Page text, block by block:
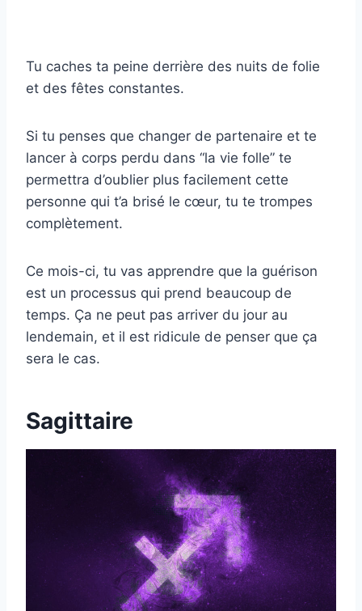
Tu caches ta peine derrière des nuits de folie
et des fêtes constantes.
Si tu penses que changer de partenaire et te
lancer à corps perdu dans “la vie folle” te
permettra d’oublier plus facilement cette
personne qui t’a brisé le cœur, tu te trompes
complètement.
Ce mois-ci, tu vas apprendre que la guérison
est un processus qui prend beaucoup de
temps. Ça ne peut pas arriver du jour au
lendemain, et il est ridicule de penser que ça
sera le cas.
Sagittaire